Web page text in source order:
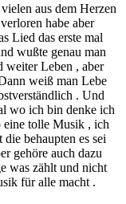
aus dem Herzen
habe aber
Lied das erste mal
wußte genau man
weiter Leben , aber
weiß man Lebe
. Und
wo ich bin denke ich
eine tolle Musik , ich
behaupten es sei
gehöre auch dazu
was zählt und nicht
für alle macht .